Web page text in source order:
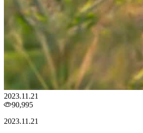
2023.11.21
90,995
2023.11.21